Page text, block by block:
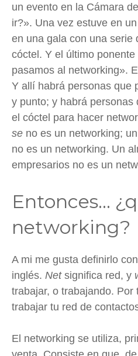
un evento en la Cámara
ir?». Una vez estuve en
en una gala con una serie
cóctel. Y el último
pasamos al networking».
Y allí habrá personas que
y punto; y habrá personas
el cóctel para hacer
se no es un networking;
no es un networking. Un
empresarios no es un
Entonces…
networking?
A mi me gusta definirlo
inglés. Netsignifica red, y
trabajar, o trabajando.
trabajar tu red de
El networking se utiliza,